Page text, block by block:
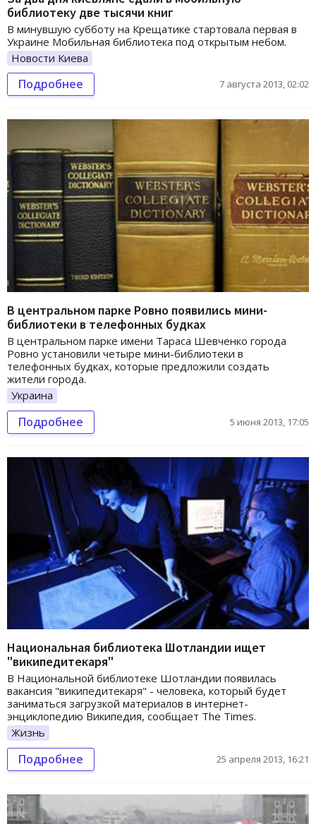
библиотеку две тысячи книг
В минувшую субботу на Крещатике стартовала первая в
Украине Мобильная библиотека под открытым небом.
Новости Киева
Подробнее 7 августа 2013, 02:02
В центральном парке Ровно появились мини-
библиотеки в телефонных будках
В центральном парке имени Тараса Шевченко города
Ровно установили четыре мини-библиотеки в
телефонных будках, которые предложили создать
жители города.
Украина
Подробнее 5 июня 2013, 17:05
Национальная библиотека Шотландии ищет
"википедитекаря"
В Национальной библиотеке Шотландии появилась
вакансия "википедитекаря" - человека, который будет
заниматься загрузкой материалов в интернет-
энциклопедию Википедия, сообщает The Times.
Жизнь
Подробнее 25 апреля 2013, 16:21